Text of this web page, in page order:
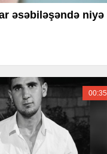
əsəbiləşəndə niyə
00:35